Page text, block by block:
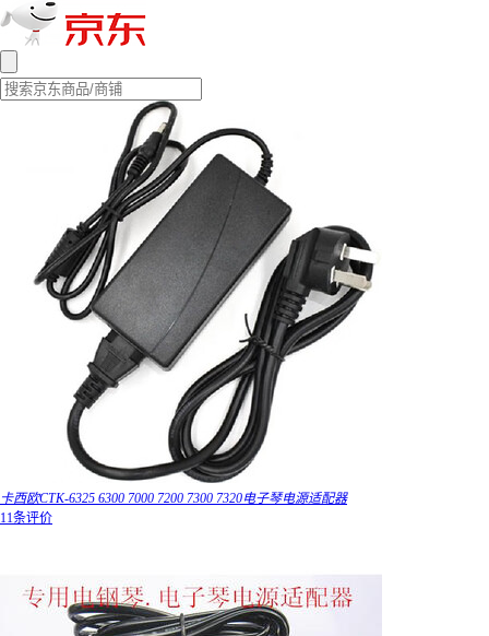
卡西欧CTK-6325 6300 7000 7200 7300 7320电子琴电源适配器
11条评价